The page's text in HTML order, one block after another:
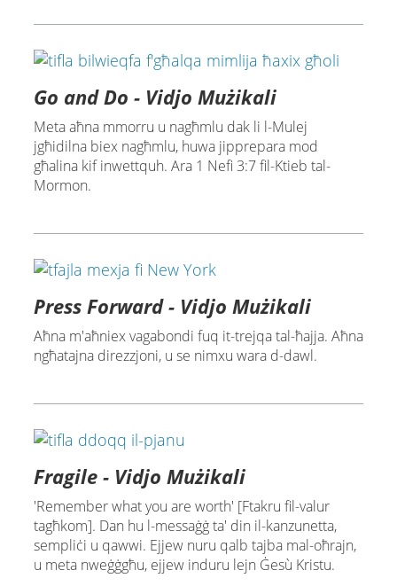
Go and Do - Vidjo Mużikali
Meta aħna mmorru u nagħmlu dak li l-Mulej
jgħidilna biex nagħmlu, huwa jipprepara mod
għalina kif inwettquh. Ara 1 Nefi 3:7 fil-Ktieb tal-
Mormon.
Press Forward - Vidjo Mużikali
Aħna m'aħniex vagabondi fuq it-trejqa tal-ħajja. Aħna
ngħatajna direzzjoni, u se nimxu wara d-dawl.
Fragile - Vidjo Mużikali
'Remember what you are worth' [Ftakru fil-valur
tagħkom]. Dan hu l-messaġġ ta' din il-kanzunetta,
sempliċi u qawwi. Ejjew nuru qalb tajba mal-oħrajn,
u meta nweġġgħu, ejjew induru lejn Ġesù Kristu.